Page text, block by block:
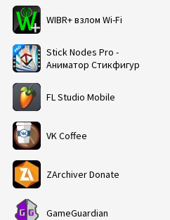
WIBR+ взлом Wi-Fi
Stick Nodes Pro -
Аниматор Стикфигур
FL Studio Mobile
VK Coffee
ZArchiver Donate
GameGuardian